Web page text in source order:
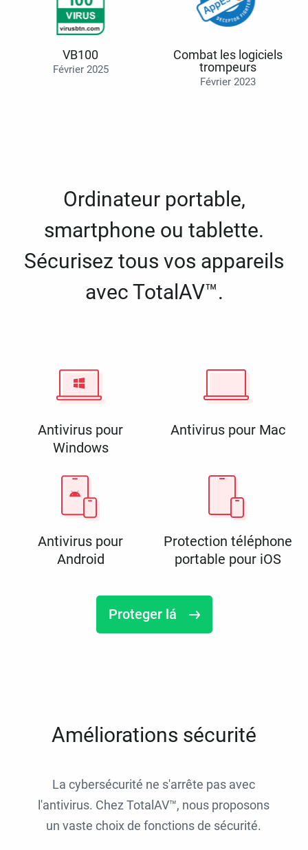
VB100
Février 2025
Combat les logiciels
trompeurs
Février 2023
Ordinateur portable,
smartphone ou tablette.
Sécurisez tous vos appareils
avec TotalAV™.
Antivirus pour
Windows
Antivirus pour Mac
Antivirus pour
Android
Protection téléphone
portable pour iOS
Proteger lá
Améliorations sécurité
La cybersécurité ne s'arrête pas avec
l'antivirus. Chez TotalAV™, nous proposons
un vaste choix de fonctions de sécurité.